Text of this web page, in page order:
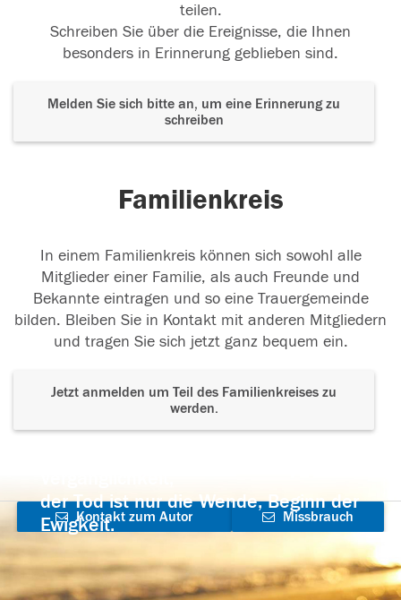
teilen.
Schreiben Sie über die Ereignisse, die Ihnen
besonders in Erinnerung geblieben sind.
Melden Sie sich bitte an, um eine Erinnerung zu
schreiben
Familienkreis
In einem Familienkreis können sich sowohl alle
Mitglieder einer Familie, als auch Freunde und
Bekannte eintragen und so eine Trauergemeinde
bilden. Bleiben Sie in Kontakt mit anderen Mitgliedern
und tragen Sie sich jetzt ganz bequem ein.
Jetzt anmelden um Teil des Familienkreises zu
werden.
der Tod ist nur die Wende, Beginn der
Ewigkeit.
Kontakt zum Autor
aufnehmen
Missbrauch